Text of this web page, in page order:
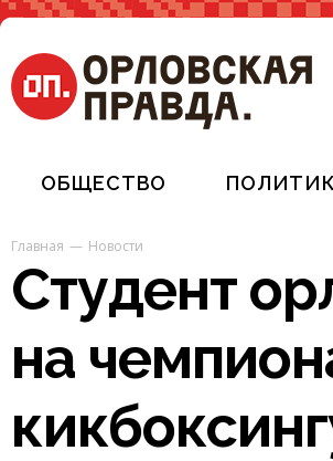
ОБЩЕСТВО
Главная Новости
Студент
на